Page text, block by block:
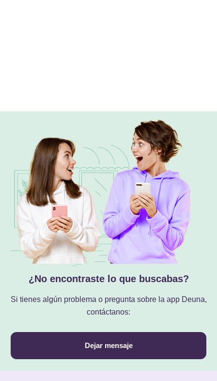
¿No encontraste lo que buscabas?
Si tienes algún problema o pregunta sobre la app Deuna,
contáctanos:
Dejar mensaje